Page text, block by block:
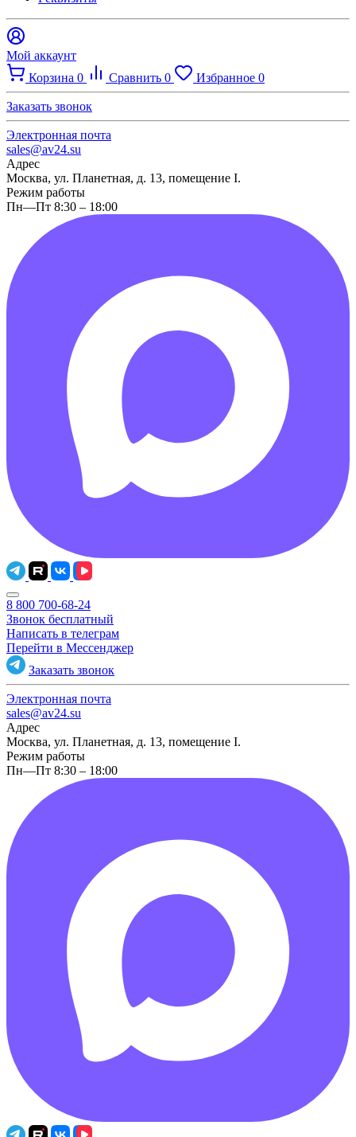
Мой аккаунт
Корзина 0 Сравнить 0 Избранное 0
Заказать звонок
Электронная почта
sales@av24.su
Адрес
Москва, ул. Планетная, д. 13, помещение I.
Режим работы
Пн—Пт 8:30 – 18:00
8 800 700-68-24
Звонок бесплатный
Написать в телеграм
Перейти в Мессенджер
Заказать звонок
Электронная почта
sales@av24.su
Адрес
Москва, ул. Планетная, д. 13, помещение I.
Режим работы
Пн—Пт 8:30 – 18:00